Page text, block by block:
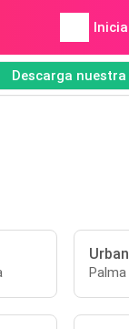
Descarga